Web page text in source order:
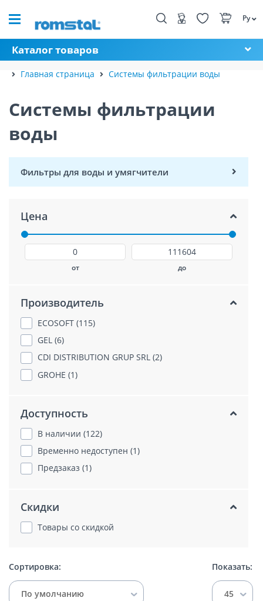
Ру
Каталог товаров
Главная страница Системы фильтрации воды
Системы фильтрации
воды
Фильтры для воды и умягчители
Цена
от до
Производитель
ECOSOFT (115)
GEL (6)
CDI DISTRIBUTION GRUP SRL (2)
GROHE (1)
Доступность
В наличии (122)
Временно недоступен (1)
Предзаказ (1)
Скидки
Товары со скидкой
Сортировка:
По умолчанию
Показать:
45